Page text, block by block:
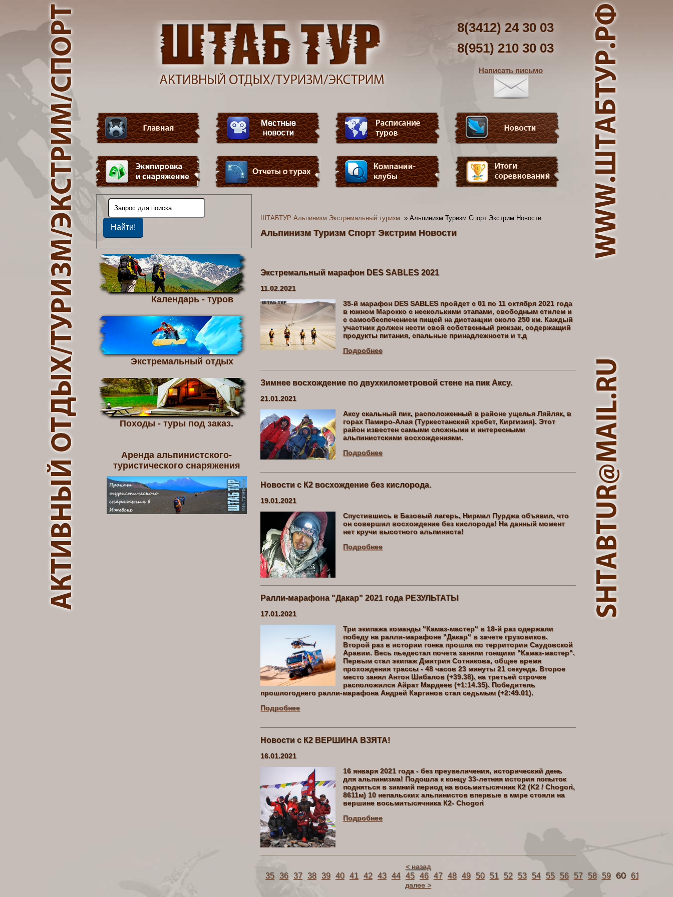
8(3412) 24 30 03
8(951) 210 30 03
Написать письмо
Календарь - туров
Экстремальный отдых
Походы - туры под заказ.
Аренда альпинистского-
туристического снаряжения
ШТАБТУР Альпинизм Экстремальный туризм. » Альпинизм Туризм Спорт Экстрим Новости
Альпинизм Туризм Спорт Экстрим Новости
Экстремальный марафон DES SABLES 2021
11.02.2021
35-й марафон DES SABLES пройдет с 01 по 11 октября 2021 года
в южном Марокко с несколькими этапами, свободным стилем и
с самообеспечением пищей на дистанции около 250 км. Каждый
участник должен нести свой собственный рюкзак, содержащий
продукты питания, спальные принадлежности и т.д
Подробнее
Зимнее восхождение по двухкилометровой стене на пик Аксу.
21.01.2021
Аксу скальный пик, расположенный в районе ущелья Ляйляк, в
горах Памиро-Алая (Туркестанский хребет, Киргизия). Этот
район известен самыми сложными и интересными
альпинистскими восхождениями.
Подробнее
Новости с К2 восхождение без кислорода.
19.01.2021
Спустившись в Базовый лагерь, Нирмал Пурджа объявил, что
он совершил восхождение без кислорода! На данный момент
нет кручи высотного альпиниста!
Подробнее
Ралли-марафона "Дакар" 2021 года РЕЗУЛЬТАТЫ
17.01.2021
Три экипажа команды "Камаз-мастер" в 18-й раз одержали
победу на ралли-марафоне "Дакар" в зачете грузовиков.
Второй раз в истории гонка прошла по территории Саудовской
Аравии. Весь пьедестал почета заняли гонщики "Камаз-мастер".
Первым стал экипаж Дмитрия Сотникова, общее время
прохождения трассы - 48 часов 23 минуты 21 секунда. Второе
место занял Антон Шибалов (+39.38), на третьей строчке
расположился Айрат Мардеев (+1:14.35). Победитель
прошлогоднего ралли-марафона Андрей Каргинов стал седьмым (+2:49.01).
Подробнее
Новости с К2 ВЕРШИНА ВЗЯТА!
16.01.2021
16 января 2021 года - без преувеличения, исторический день
для альпинизма! Подошла к концу 33-летняя история попыток
подняться в зимний период на восьмитысячник К2 (K2 / Chogori,
8611м) 10 непальских альпинистов впервые в мире стояли на
вершине восьмитысячника К2- Chogori
Подробнее
< назад
35 36 37 38 39 40 41 42 43 44 45 46 47 48 49 50 51 52 53 54 55 56 57 58 59 60 61
далее >